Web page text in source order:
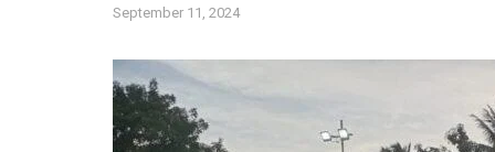
September 11, 2024